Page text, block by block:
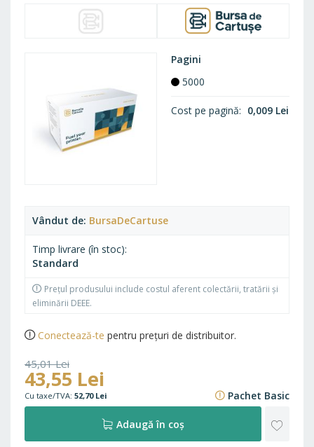
Vândut de BursaDeCartuse
Timp livrare (în stoc)
Standard
Prețul produsului include costul aferent colectării, tratării și
eliminării DEEE.
Pagini
5000
Cost pe pagină 0,009 Lei
Conectează-te pentru prețuri de distribuitor.
45,01 Lei
54,46 Lei
43,55 Lei
52,70 Lei Pachet Basic
Adaugă în coș